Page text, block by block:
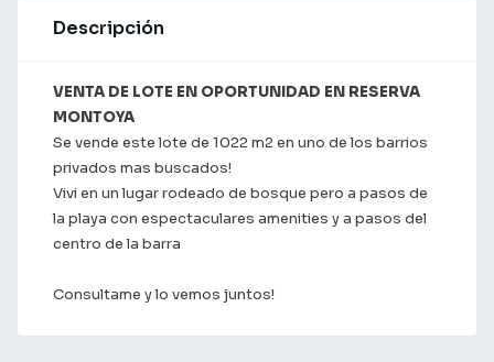
Descripción
VENTA DE LOTE EN OPORTUNIDAD EN RESERVA
MONTOYA
Se vende este lote de 1022 m2 en uno de los barrios
privados mas buscados!
Vivi en un lugar rodeado de bosque pero a pasos de
la playa con espectaculares amenities y a pasos del
centro de la barra
Consultame y lo vemos juntos!